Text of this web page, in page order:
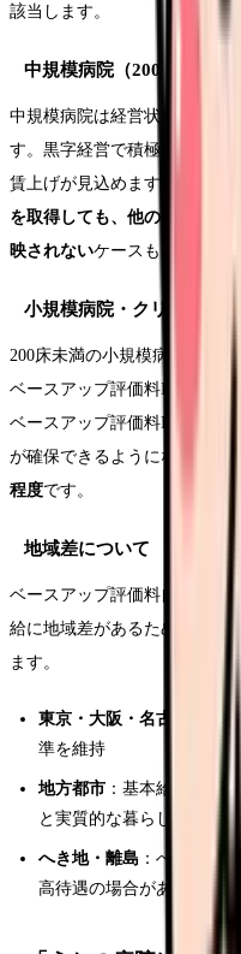
該当します。
中規模病院（200〜499床
中規模病院は経営状態や診療
す。黒字経営で積極的に人材
賃上げが見込めますが、経営
を取得しても、他のコスト増
映されないケースもあります。
小規模病院・クリニックは
200床未満の小規模病院やク
ベースアップ評価料Iの恩恵が
ベースアップ評価料IIにより
が確保できるようになりまし
程度です。
地域差について
ベースアップ評価料自体に地
給に地域差があるため、結果
ます。
東京・大阪・名古屋
：も
準を維持
地方都市 ：基本給は都市
と実質的な暮らしやすさ
へき地・離島 ：へき地医
高待遇の場合がある